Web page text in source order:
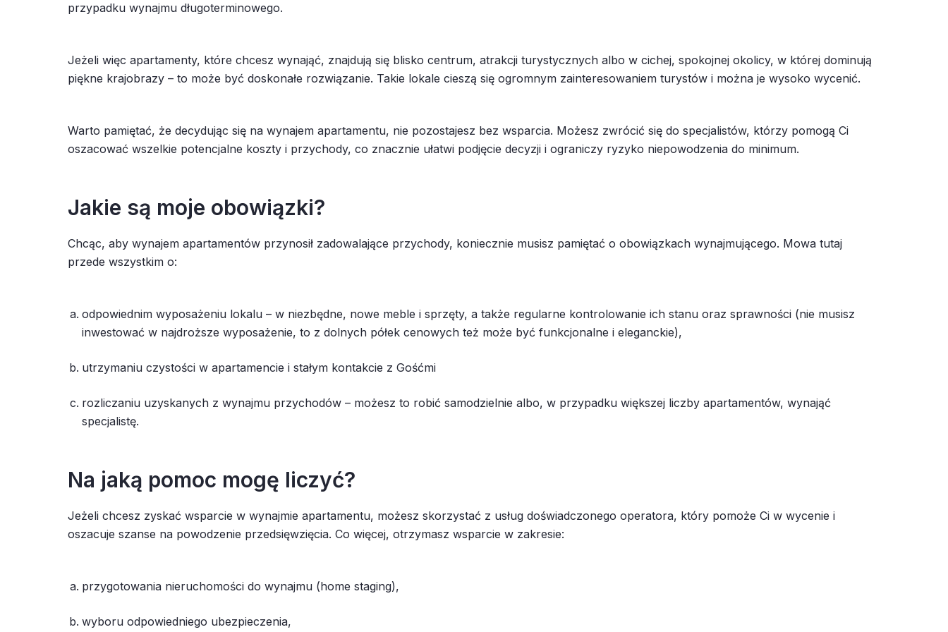
przypadku wynajmu długoterminowego.
Jeżeli więc apartamenty, które chcesz wynająć, znajdują się blisko centrum, atrakcji turystycznych albo w cichej, spokojnej okolicy, w której dominują
piękne krajobrazy – to może być doskonałe rozwiązanie. Takie lokale cieszą się ogromnym zainteresowaniem turystów i można je wysoko wycenić.
Warto pamiętać, że decydując się na wynajem apartamentu, nie pozostajesz bez wsparcia. Możesz zwrócić się do specjalistów, którzy pomogą Ci
oszacować wszelkie potencjalne koszty i przychody, co znacznie ułatwi podjęcie decyzji i ograniczy ryzyko niepowodzenia do minimum.
Jakie są moje obowiązki?
Chcąc, aby wynajem apartamentów przynosił zadowalające przychody, koniecznie musisz pamiętać o obowiązkach wynajmującego. Mowa tutaj
przede wszystkim o:
odpowiednim wyposażeniu lokalu – w niezbędne, nowe meble i sprzęty, a także regularne kontrolowanie ich stanu oraz sprawności (nie musisz
inwestować w najdroższe wyposażenie, to z dolnych półek cenowych też może być funkcjonalne i eleganckie),
utrzymaniu czystości w apartamencie i stałym kontakcie z Gośćmi
rozliczaniu uzyskanych z wynajmu przychodów – możesz to robić samodzielnie albo, w przypadku większej liczby apartamentów, wynająć
specjalistę.
Na jaką pomoc mogę liczyć?
Jeżeli chcesz zyskać wsparcie w wynajmie apartamentu, możesz skorzystać z usług doświadczonego operatora, który pomoże Ci w wycenie i
oszacuje szanse na powodzenie przedsięwzięcia. Co więcej, otrzymasz wsparcie w zakresie:
przygotowania nieruchomości do wynajmu (home staging),
wyboru odpowiedniego ubezpieczenia,